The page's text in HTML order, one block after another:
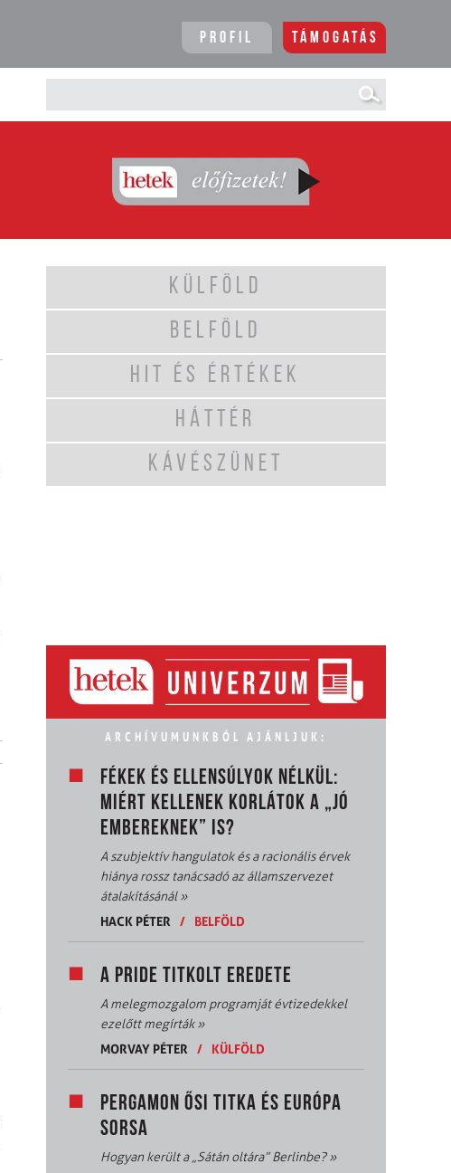
Profil Támogatás
KÜLFÖLD
BELFÖLD
HIT ÉS ÉRTÉKEK
HÁTTÉR
KÁVÉSZÜNET
ARCHÍVUMUNKBÓL AJÁNLJUK:
FÉKEK ÉS ELLENSÚLYOK NÉLKÜL:
MIÉRT KELLENEK KORLÁTOK A „JÓ
EMBEREKNEK” IS?
A szubjektív hangulatok és a racionális érvek
hiánya rossz tanácsadó az államszervezet
átalakításánál»
HACK PÉTER
/ BELFÖLD
A PRIDE TITKOLT EREDETE
A melegmozgalom programját évtizedekkel
ezelőtt megírták»
MORVAY PÉTER
/ KÜLFÖLD
PERGAMON ŐSI TITKA ÉS EURÓPA
SORSA
Hogyan került a „Sátán oltára” Berlinbe?»